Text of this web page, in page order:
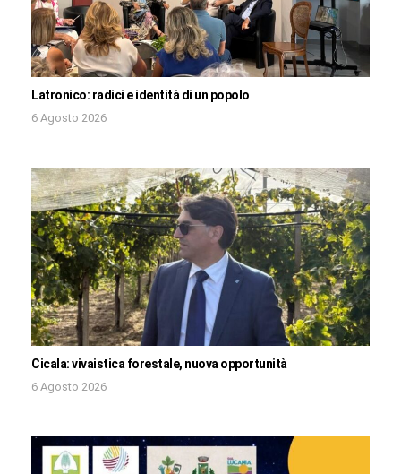
Latronico: radici e identità di un popolo
6 Agosto 2026
Cicala: vivaistica forestale, nuova opportunità
6 Agosto 2026